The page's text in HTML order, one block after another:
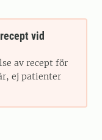
vid
av recept för
ej patienter